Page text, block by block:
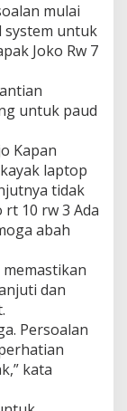
mulai
system untuk
Joko Rw 7
untuk paud
Kapan
laptop
tidak
10 rw 3 Ada
abah
dan
Persoalan
kata